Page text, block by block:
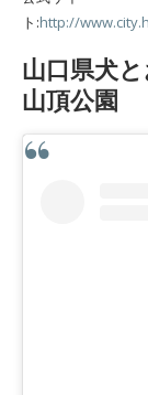
ト:http://
山口県犬
山頂公園